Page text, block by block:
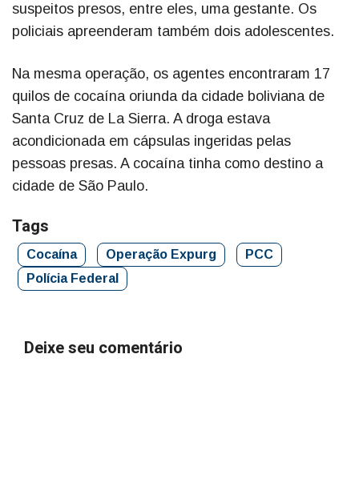
suspeitos presos, entre eles, uma gestante. Os
policiais apreenderam também dois adolescentes.
Na mesma operação, os agentes encontraram 17
quilos de cocaína oriunda da cidade boliviana de
Santa Cruz de La Sierra. A droga estava
acondicionada em cápsulas ingeridas pelas
pessoas presas. A cocaína tinha como destino a
cidade de São Paulo.
Tags
Cocaína Operação Expurg
PCC
Polícia Federal
Deixe seu comentário